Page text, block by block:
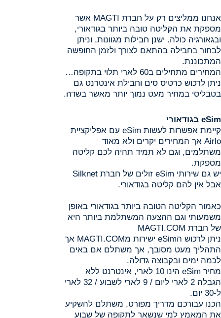
אנחנו ממליצים רק על חברת MAGTI אשר
מספקת את הקליטה טובה ביותר בגודאורי,
ובגאורגיה כולה. ישנן חבילות מגוונות, וניתן
לבחור בחבילה בהתאם לצורך ולזמן החופשה
המתכוננת.
המחירים מתחילים ב60 לארי תלוי בתקופה…
ניתן לרכוש כרטיס סים וחבילת אינטרנט גם
בטבליסי במחיר מעט נמוך יותר מאשר בשדה.
eSim בגודאורי
קיימת אפשרות לעשות eSim עם אפליקציית
Airlo אך המחירים יקרים ולא מאוד
משתלמים, וגם לא תמיד תהיה לכם קליטה
מספקת.
יש גם שירותי eSim זולים של חברת Silknet
אבל אין להם קליטה בגודאורי.
כאמור הקליטה הטובה ביותר בגודאורי באופן
משמעותי וגם ההצעה המשתלמת ביותר היא
של חברת MAGTI.COM
ניתן לרכוש הeSim ישירות מMAGTI.COM אך
התהליך מעט מסובך, אך משתלם אם באים
לכמה ימים ובקבוצה גדולה.
מחיר eSim הינו 10 לארי, אינטרנט ללא
הגבלה 2 לארי ליום / 9 לארי לשבוע / 32 לארי
ל-30 יום.
הכנו עבורכם מדריך מפורט, משתלם להשקיע
את המאמץ למי שנשאר לתקופה של שבוע